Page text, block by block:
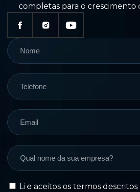
completas para o crescimento
Li e aceitos os termos descritos